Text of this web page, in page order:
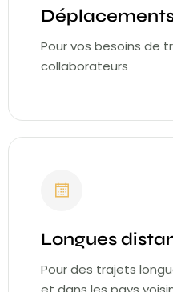
Pour vos besoins de
collaborateurs
Longues
Pour des trajets